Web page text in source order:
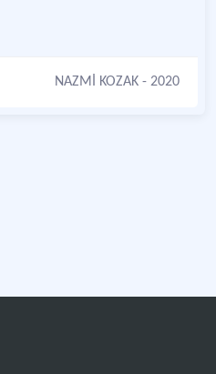
NAZMİ KOZAK - 2020